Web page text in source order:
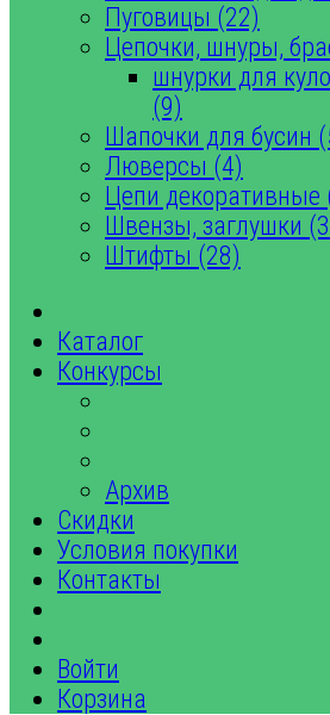
Пуговицы (22)
Цепочки, шнуры,
шнурки для
(9)
Шапочки для бусин
Люверсы (4)
Цепи декоративные
Швензы, заглушки
Штифты (28)
Каталог
Конкурсы
Архив
Скидки
Условия покупки
Контакты
Войти
Корзина